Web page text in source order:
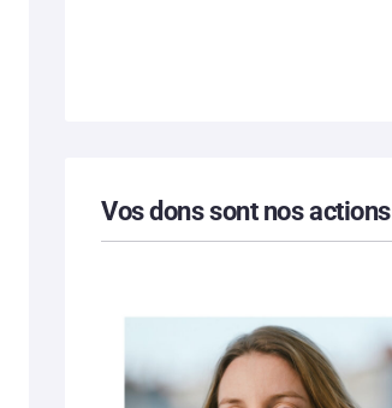
Vos dons sont nos actions